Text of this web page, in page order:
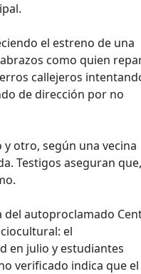
el estreno de una
como quien
callejeros
de dirección por no
y otro, según una vecina
Testigos aseguran
del autoproclamado
el
en julio y estudiantes
verificado indica que el